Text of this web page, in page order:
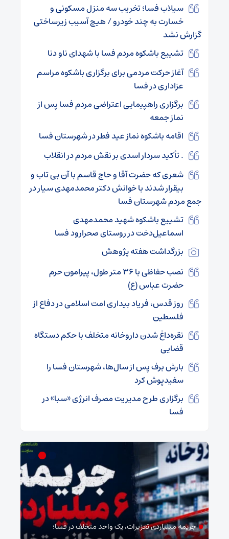
سیلاب فسا؛ تخریب سه منزل مسکونی و
خسارت به چند خودرو / هیچ آسیب زیرساختی
گزارش نشد
تشییع باشکوه مردم فسا با شهدای ناو دنا
آغاز حرکت مردمی برای برگزاری باشکوه مراسم
عزاداری در فسا
برگزاری راهپیمایی اعتراضی مردم فسا پس از
نماز جمعه
اقامه باشکوه نماز عید فطر در شهرستان فسا
. تأکید سردار اسدی بر نقش مردم در انقلاب
شعری که حضرت آقا و حاج قاسم با آن بی تاب و
بیقرار شدند با خوانش دکتر محمدمهدی سیار در
جمع مردم شهرستان فسا
تشییع باشکوه شهید محمدمهدی
اسماعیل‌دخت در روستای صحرارود فسا
بزرگداشت هفته پژوهش
نصب حفاظی با ۳۶ متر طول، پیرامون حرم
حضرت عباس (ع)
روز قدس، فریاد بیداری امت اسلامی در دفاع از
فلسطین
نقره‌داغ شدن داروخانه متخلف با حکم دستگاه
قضایی
بارش برف پس از سال‌ها، شهرستان فسا را
سفیدپوش کرد
برگزاری طرح مدیریت مصرف انرژی «سبا» در
فسا
جریمه میلیاردی تعزیرات، یک واحد متخلف در فسا؛